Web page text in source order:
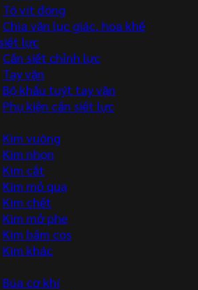
Tô vít đóng
Chìa vặn lục giác, hoa khế
lực
Cần siết chỉnh lực
Tay vặn
Bộ khẩu tuýt tay vặn
Phụ kiện cần siết lực
Kìm vuông
Kìm nhọn
Kìm cắt
Kìm mỏ quạ
Kìm chết
Kìm mở phe
Kìm bấm cos
Kìm khác
Búa cơ khí